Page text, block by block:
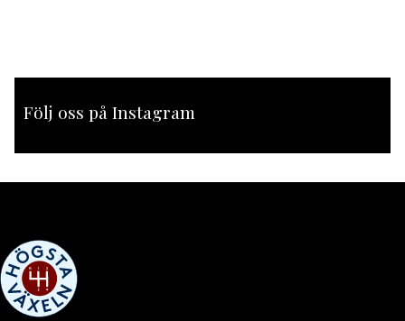
Följ oss på Instagram